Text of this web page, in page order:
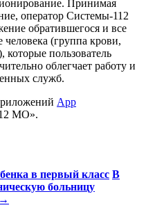
Принимая
оператор Системы-112
обратившегося и все
человека (группа крови,
которые пользователь
облегчает работу и
служб.
App
МО».
в первый класс В
больницу
→